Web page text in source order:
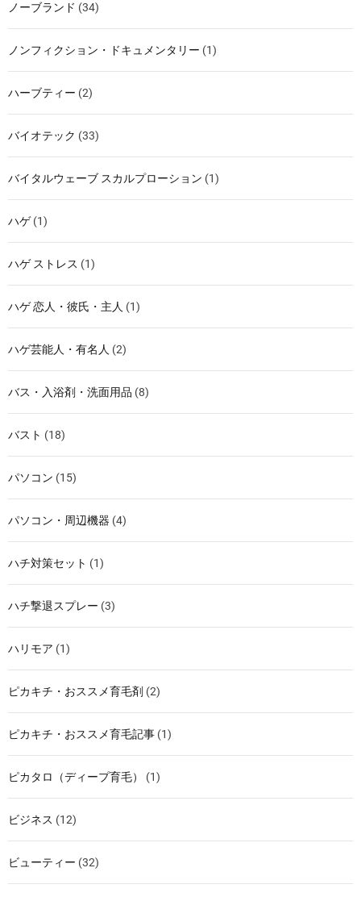
ノーブランド (34)
ノンフィクション・ドキュメンタリー (1)
ハーブティー (2)
バイオテック (33)
バイタルウェーブ スカルプローション (1)
ハゲ(1)
ハゲ ストレス (1)
ハゲ 恋人・彼氏・主人 (1)
ハゲ芸能人・有名人 (2)
バス・入浴剤・洗面用品 (8)
バスト (18)
パソコン (15)
パソコン・周辺機器 (4)
ハチ対策セット (1)
ハチ撃退スプレー (3)
ハリモア (1)
ピカキチ・おススメ育毛剤 (2)
ピカキチ・おススメ育毛記事 (1)
ピカタロ（ディープ育毛） (1)
ビジネス (12)
ビューティー (32)